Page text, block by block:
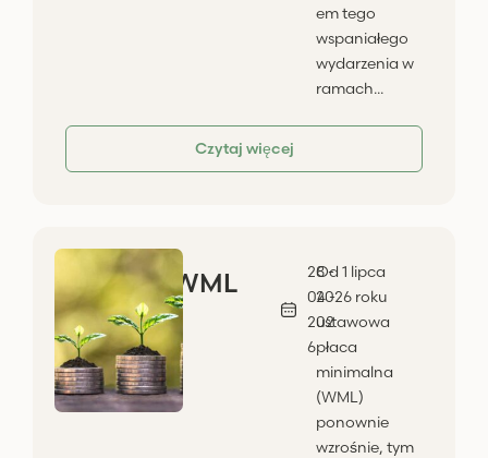
em tego
wspaniałego
wydarzenia w
ramach...
Czytaj więcej
WML
28 -
04 -
202
6
Od 1 lipca
2026 roku
ustawowa
płaca
minimalna
(WML)
ponownie
wzrośnie, tym